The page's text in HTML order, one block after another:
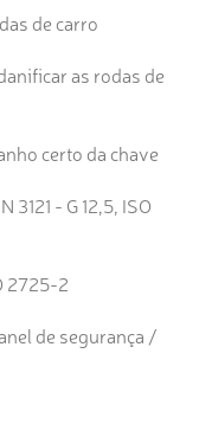
de carro
as rodas de
certo da chave
- G 12,5, ISO
2725-2
de segurança /